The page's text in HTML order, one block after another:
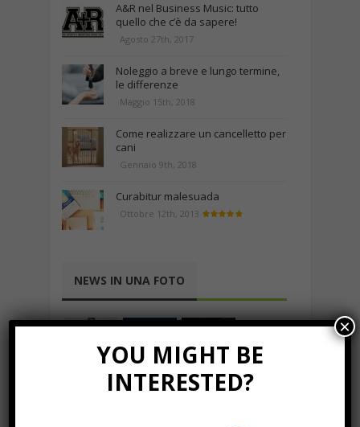
A&R nel Business Music: tutto
quello che c’è da sapere!
Agosto 27th, 2017
Noleggio a breve e lungo termine,
le differenze
Maggio 15th, 2018
Come realizzare un cancelletto per
cani
Gennaio 9th, 2018
Curabitur malesuada
Ottobre 12th, 2013
NEWS IN UNA FOTO
YOU MIGHT BE
INTERESTED?
×